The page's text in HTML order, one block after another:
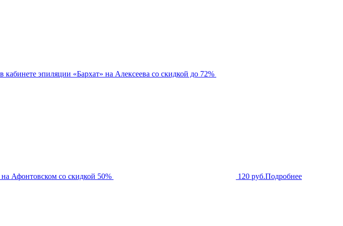
эпиляции «Бархат» на Алексеева со скидкой до 72%
Афонтовском со скидкой 50% 120 руб.Подробнее